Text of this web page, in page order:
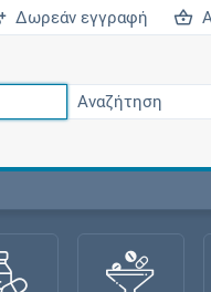
Δωρεάν εγγραφή